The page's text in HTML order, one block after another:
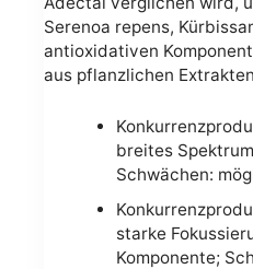
Serenoa repens,
antioxidativen
aus pflanzlichen
breites
Schwächen:
starke
Komponente;